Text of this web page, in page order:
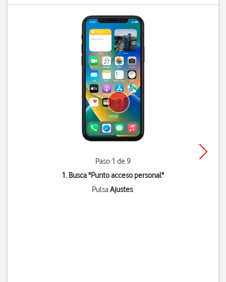
Paso 1 de 9
1. Busca "Punto acceso personal"
PulsaAjustes.